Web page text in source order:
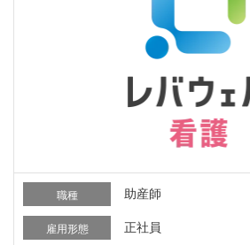
職種 助産師
雇用形態 正社員